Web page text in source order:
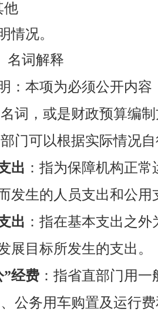
他
情况。
名词解释
明：本项为必须公开内
词，或是财政预算编
门可以根据实际情况
出 ：指为保障机构正
发生的人员支出和公用
出 ：指在基本支出之
展目标所发生的支出。
”经费 ：指省直部门用
公务用车购置及运行